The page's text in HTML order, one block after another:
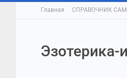
Главная СПРАВОЧНИК
Эзотерика-